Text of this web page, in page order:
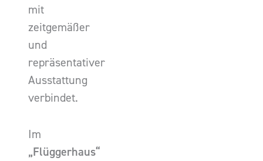
mit
zeitgemäßer
und
repräsentativer
Ausstattung
verbindet.
Im
„Flüggerhaus“